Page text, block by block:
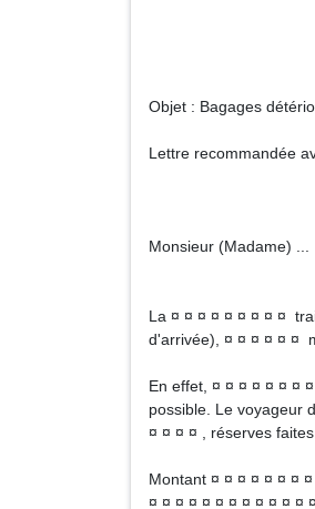
Objet : Bagages
Lettre recommandée
Monsieur (Madame) ...
La ¤ ¤ ¤ ¤ ¤ ¤ ¤ ¤ ¤
d'arrivée), ¤ ¤ ¤ ¤ ¤ ¤
En effet, ¤ ¤ ¤ ¤ ¤ ¤ ¤
possible. Le voyageur
¤ ¤ ¤ ¤ , réserves
Montant ¤ ¤ ¤ ¤ ¤ ¤ ¤
¤ ¤ ¤ ¤ ¤ ¤ ¤ ¤ ¤ ¤ ¤ ¤